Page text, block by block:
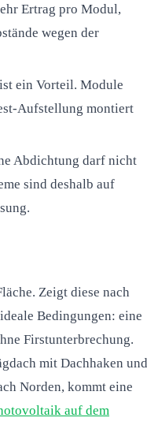
Ertrag pro Modul,
wegen der
ein Vorteil. Module
Aufstellung montiert
Abdichtung darf nicht
sind deshalb auf
Zeigt diese nach
Bedingungen: eine
Firstunterbrechung.
mit Dachhaken und
Norden, kommt eine
auf dem